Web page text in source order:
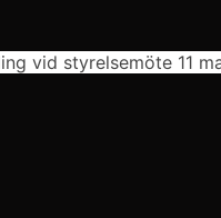
vid styrelsemöte 11